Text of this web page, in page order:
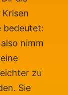
bedeutet:
nimm
zu
Sie